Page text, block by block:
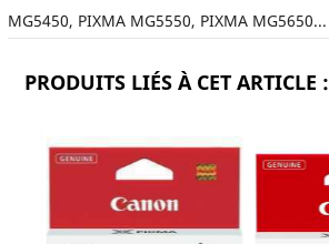
MG5450, PIXMA MG5550, PIXMA MG5650...
PRODUITS LIÉS À CET ARTICLE :